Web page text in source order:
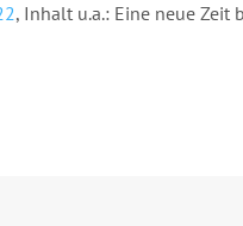
, Inhalt u.a.: Eine neue Zeit